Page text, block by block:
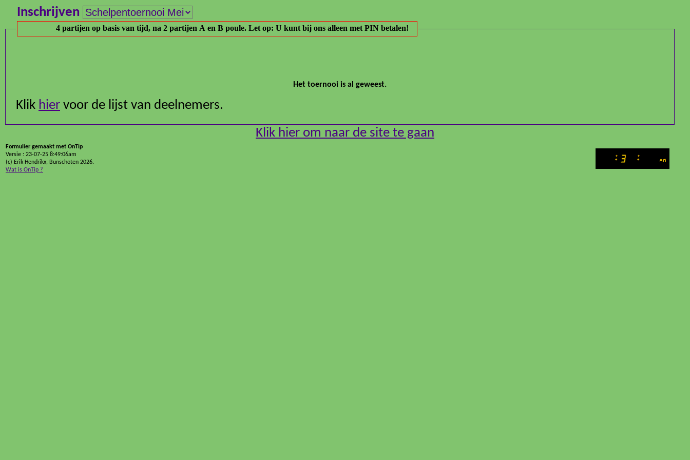
Inschrijven
4 partijen op basis van tijd, na 2 partijen A en B poule. Let op: U kunt bij ons alleen met PIN betalen!----------
Het toernooi is al geweest.
Klik hier voor de lijst van deelnemers.
Klik hier om naar de site te gaan
Formulier gemaakt met OnTip
Versie : 23-07-25 8:49:06am
(c) Erik Hendrikx, Bunschoten 2026.
Wat is OnTip ?